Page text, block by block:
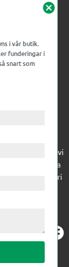
till
tillför vi
hela
till övrig industri
med
lager.
cancel
i vår butik.
funderingar i
snart som